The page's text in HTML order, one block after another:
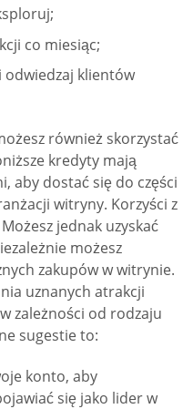
co miesiąc;
odwiedzaj klientów
również skorzystać
kredyty mają
aby dostać się do części
witryny. Korzyści z
jednak uzyskać
możesz
zakupów w witrynie.
uznanych atrakcji
zależności od rodzaju
sugestie to:
konto, aby
się jako lider w